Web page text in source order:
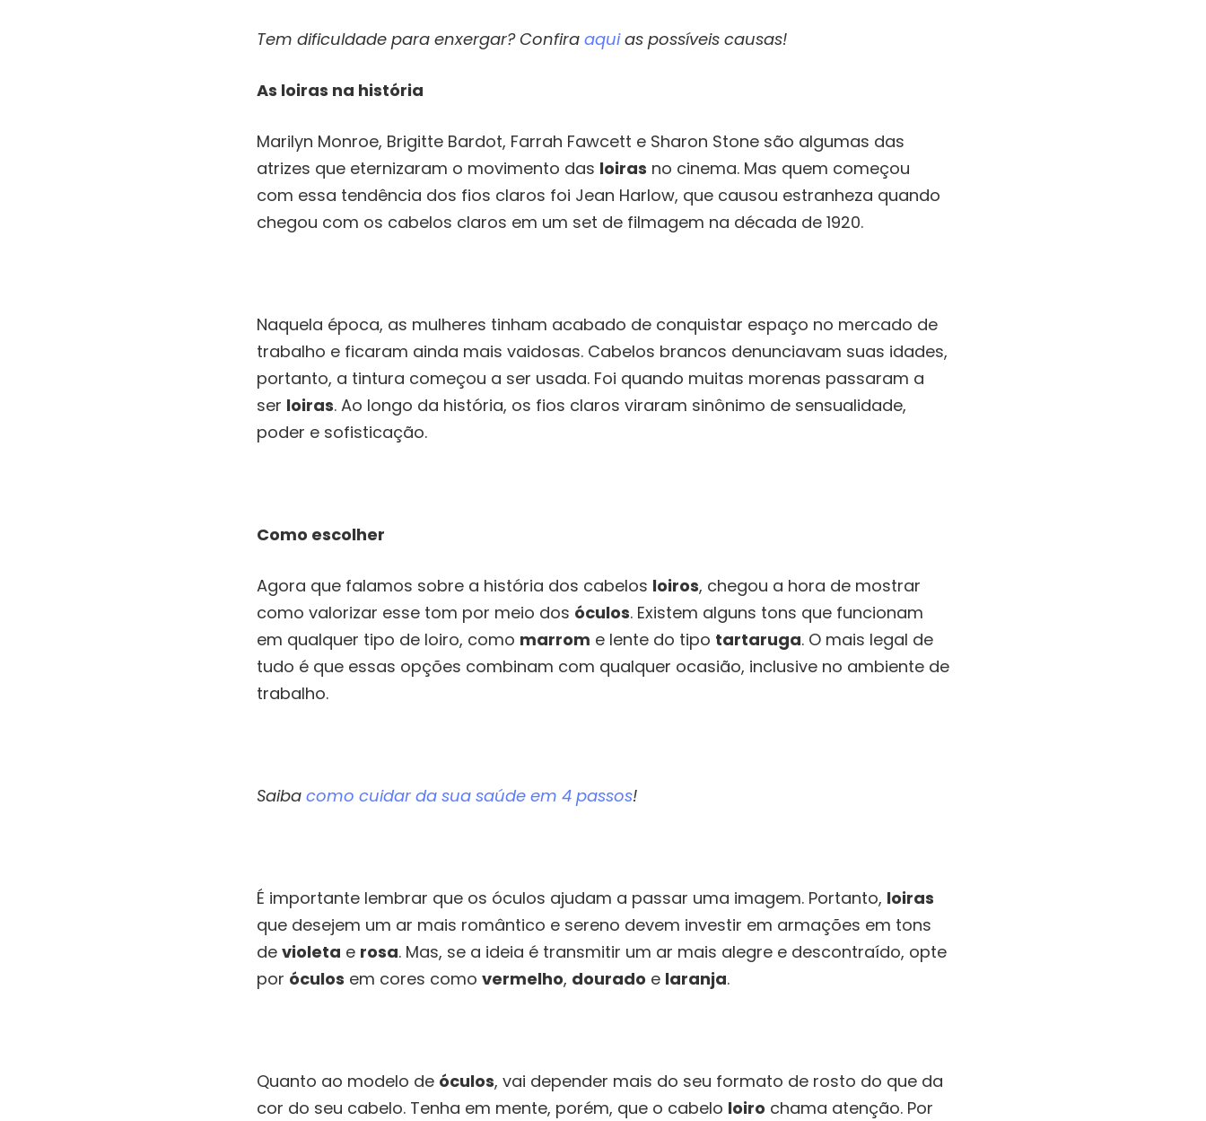
Tem dificuldade para enxergar? Confira aquias possíveis causas!
As loiras na história
Marilyn Monroe, Brigitte Bardot, Farrah Fawcett e Sharon Stone são algumas das
atrizes que eternizaram o movimento das loiras no cinema. Mas quem começou
com essa tendência dos fios claros foi Jean Harlow, que causou estranheza quando
chegou com os cabelos claros em um set de filmagem na década de 1920.
Naquela época, as mulheres tinham acabado de conquistar espaço no mercado de
trabalho e ficaram ainda mais vaidosas. Cabelos brancos denunciavam suas idades,
portanto, a tintura começou a ser usada. Foi quando muitas morenas passaram a
ser loiras. Ao longo da história, os fios claros viraram sinônimo de sensualidade,
poder e sofisticação.
Como escolher
Agora que falamos sobre a história dos cabelos loiros, chegou a hora de mostrar
como valorizar esse tom por meio dos óculos. Existem alguns tons que funcionam
em qualquer tipo de loiro, como marrom e lente do tipo tartaruga. O mais legal de
tudo é que essas opções combinam com qualquer ocasião, inclusive no ambiente de
trabalho.
Saiba como cuidar da sua saúde em 4 passos!
É importante lembrar que os óculos ajudam a passar uma imagem. Portanto, loiras
que desejem um ar mais romântico e sereno devem investir em armações em tons
de violeta e rosa. Mas, se a ideia é transmitir um ar mais alegre e descontraído, opte
por óculos em cores como vermelho, dourado e laranja.
Quanto ao modelo de óculos, vai depender mais do seu formato de rosto do que da
cor do seu cabelo. Tenha em mente, porém, que o cabelo loiro chama atenção. Por